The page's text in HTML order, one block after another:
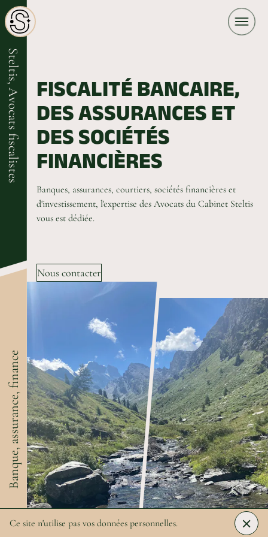
Ce site n'utilise pas vos données personnelles. ×
Steltis, Avocats fiscalistes
Banque, assurance, finance
FISCALITÉ BANCAIRE,
DES ASSURANCES ET
DES SOCIÉTÉS
FINANCIÈRES
Banques, assurances, courtiers, sociétés financières et
d'investissement, l'expertise des Avocats du Cabinet Steltis
vous est dédiée.
Nous contacter